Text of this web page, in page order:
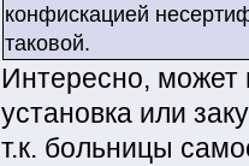
конфискацией
таковой.
Интересно, может
установка или
т.к. больницы